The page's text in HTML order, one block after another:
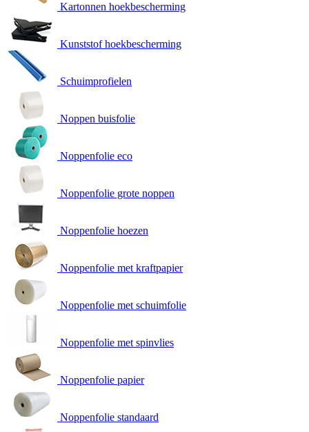
Kartonnen hoekbescherming
Kunststof hoekbescherming
Schuimprofielen
Noppen buisfolie
Noppenfolie eco
Noppenfolie grote noppen
Noppenfolie hoezen
Noppenfolie met kraftpapier
Noppenfolie met schuimfolie
Noppenfolie met spinvlies
Noppenfolie papier
Noppenfolie standaard